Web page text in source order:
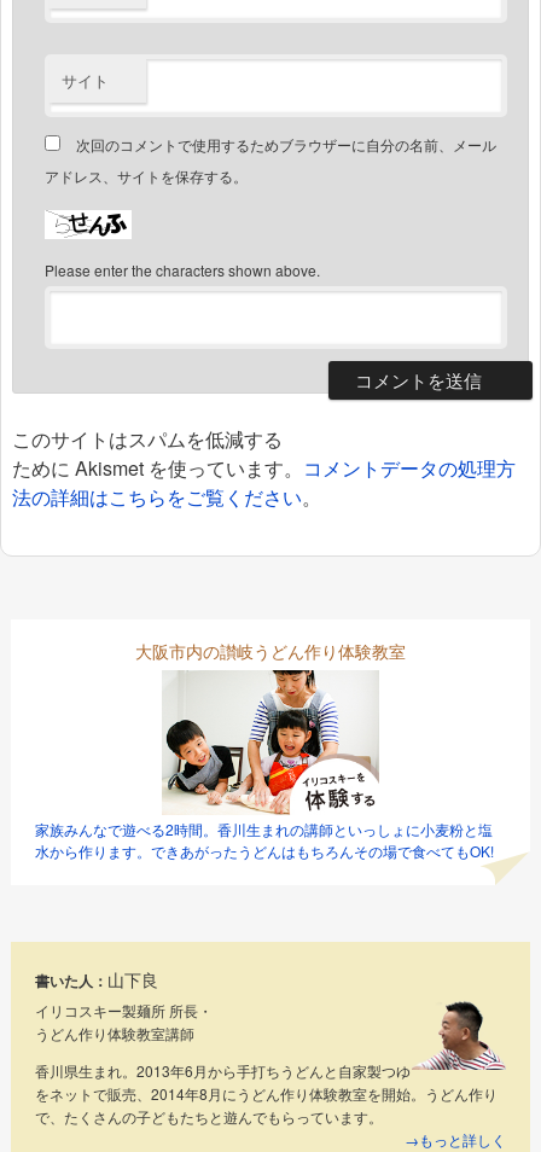
サイト
次回のコメントで使用するためブラウザーに自分の名前、メール
アドレス、サイトを保存する。
Please enter the characters shown above.
このサイトはスパムを低減する
ために Akismet を使っています。 コメントデータの処理方
法の詳細はこちらをご覧ください。
大阪市内の讃岐うどん作り体験教室
家族みんなで遊べる2時間。香川生まれの講師といっしょに小麦粉と塩
水から作ります。できあがったうどんはもちろんその場で食べてもOK!
書いた人： 山下良
イリコスキー製麺所 所長・
うどん作り体験教室講師
香川県生まれ。2013年6月から手打ちうどんと自家製つゆ
をネットで販売、2014年8月にうどん作り体験教室を開始。うどん作り
で、たくさんの子どもたちと遊んでもらっています。
→もっと詳しく